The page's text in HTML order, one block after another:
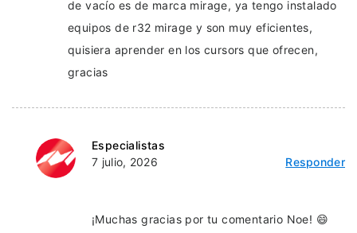
de vacío es de marca mirage, ya tengo instalado
equipos de r32 mirage y son muy eficientes,
quisiera aprender en los cursors que ofrecen,
gracias
Especialistas
7 julio, 2026
Responder
¡Muchas gracias por tu comentario Noe! 😄